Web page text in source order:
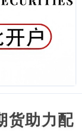
货助力配